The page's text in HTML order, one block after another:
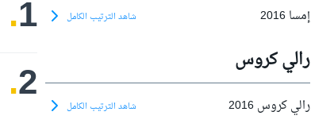
إمسا 2016 شاهد الترتيب الكامل
رالي كروس
رالي كروس 2016 شاهد الترتيب الكامل
1
.
2
.